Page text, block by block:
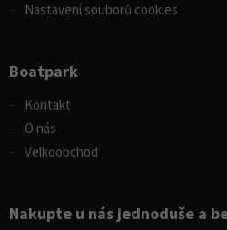
Nastavení souborů cookies
Boatpark
Kontakt
O nás
Velkoobchod
Nakupte u nás jednoduše a